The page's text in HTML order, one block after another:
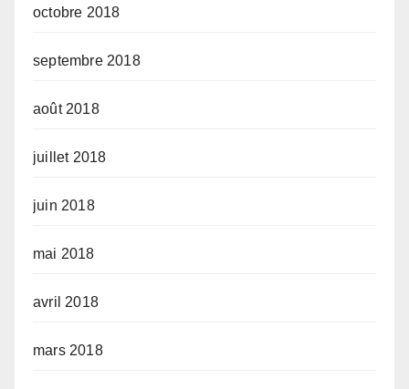
octobre 2018
septembre 2018
août 2018
juillet 2018
juin 2018
mai 2018
avril 2018
mars 2018